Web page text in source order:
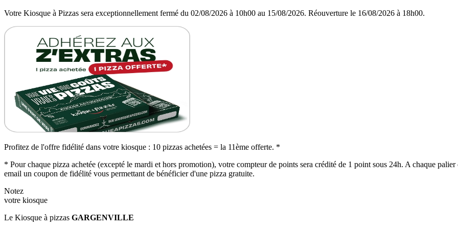
Votre Kiosque à Pizzas sera exceptionnellement fermé du 02/08/2026 à 10h00 au 15/08/2026. Réouverture le 16/08/2026 à 18h00.
Profitez de l'offre fidélité dans votre kiosque : 10 pizzas achetées = la 11ème offerte. *
* Pour chaque pizza achetée (excepté le mardi et hors promotion), votre compteur de points sera crédité de 1 point sous 24h. A chaque
email un coupon de fidélité vous permettant de bénéficier d'une pizza gratuite.
Notez
votre kiosque
Le Kiosque à pizzas GARGENVILLE